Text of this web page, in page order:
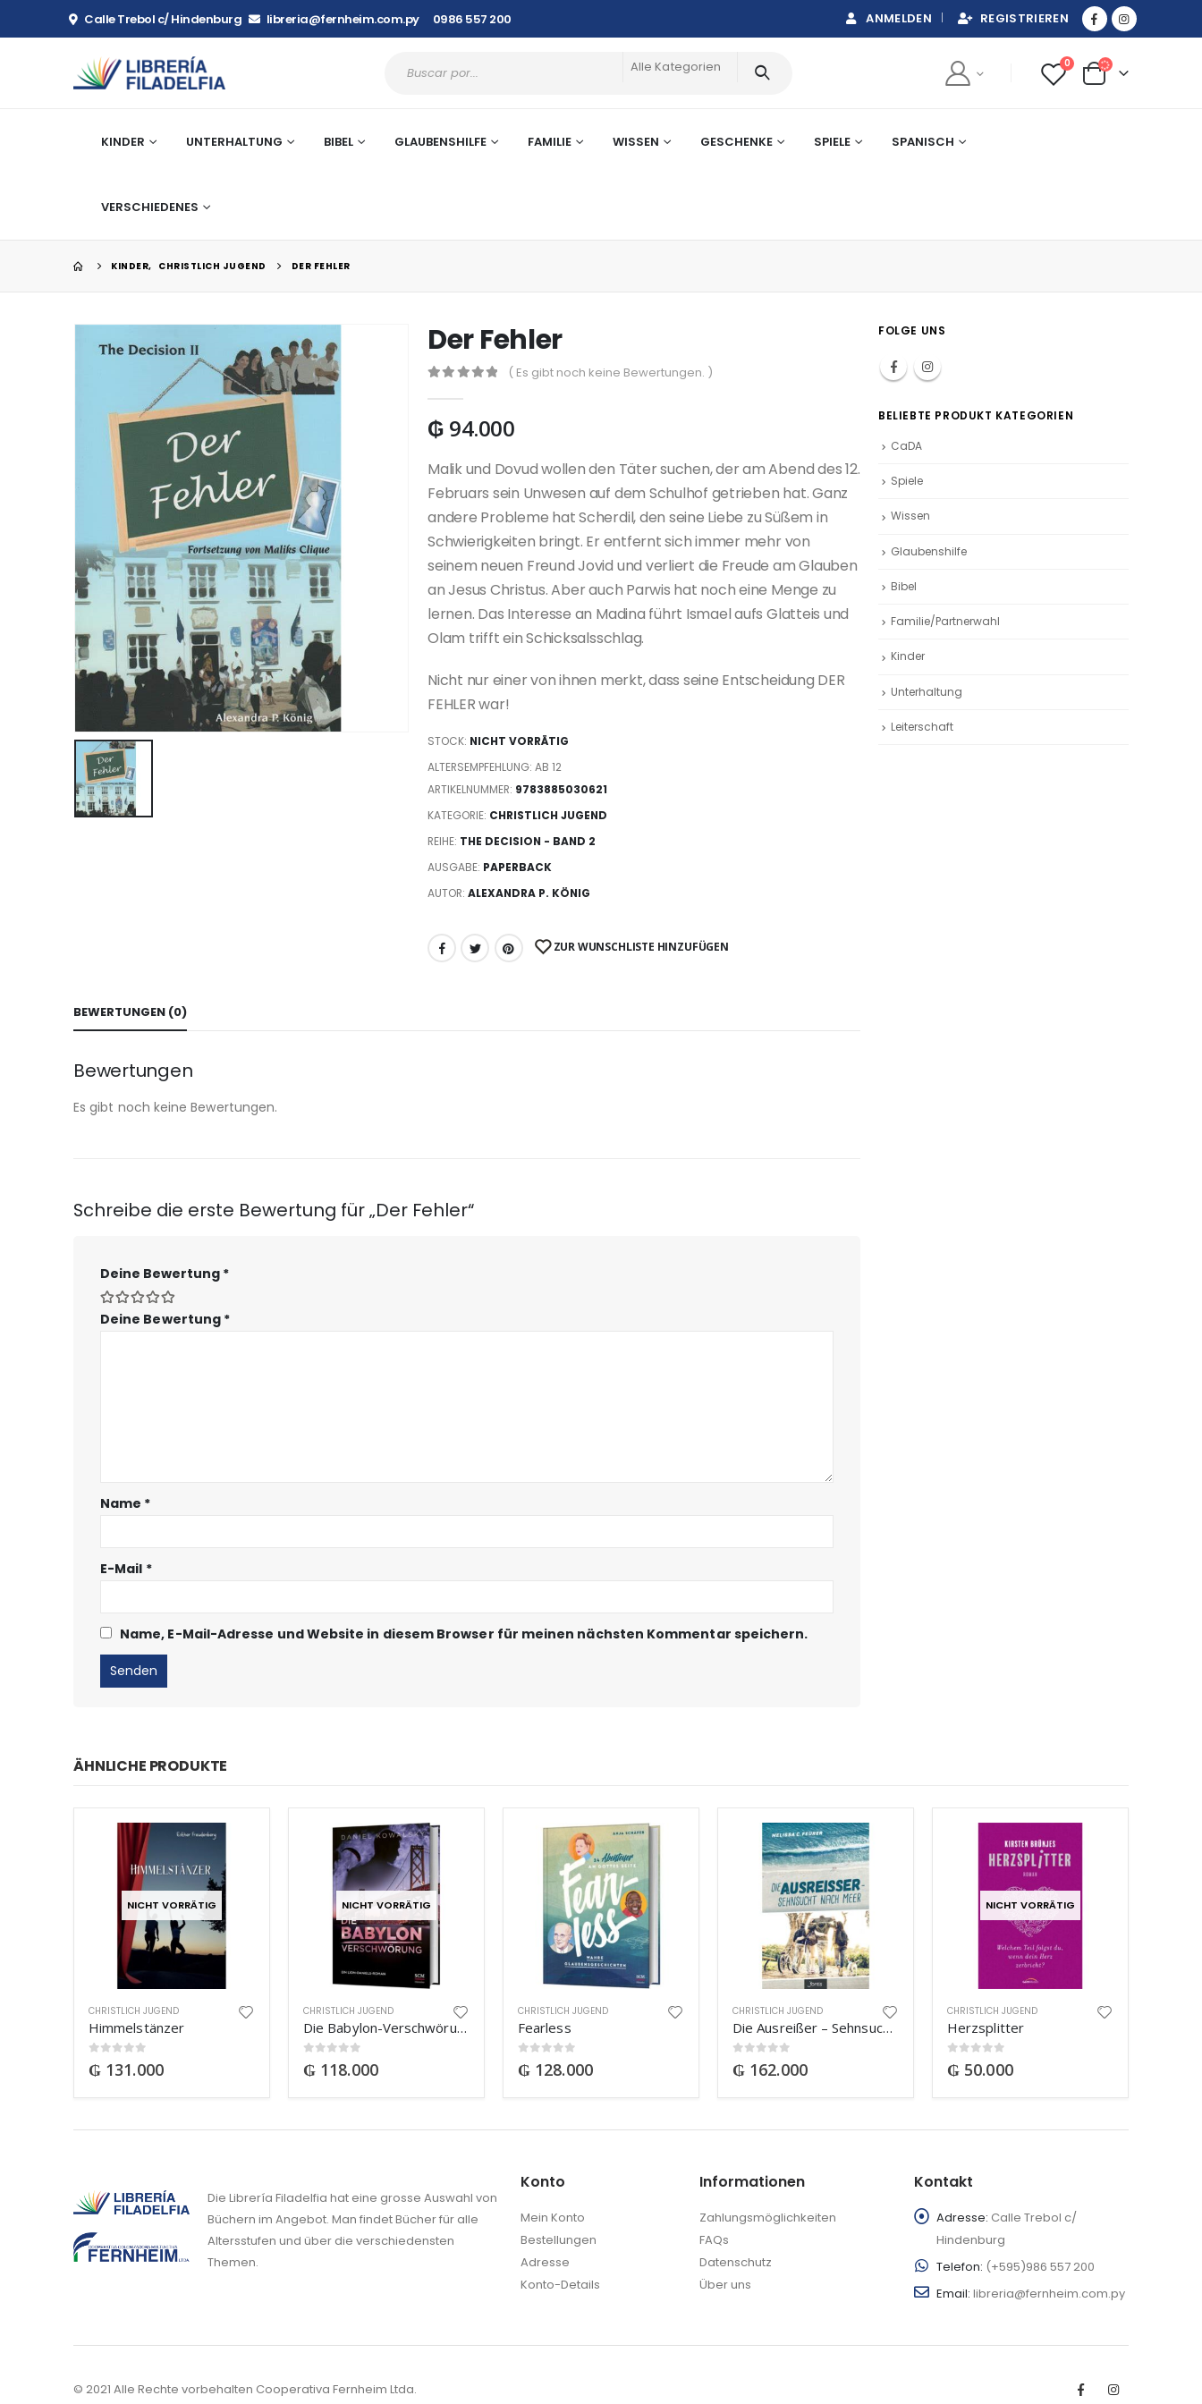
Calle Trebol c/ Hindenburg libreria@fernheim.com.py 0986 557 200 ANMELDEN REGISTRIEREN
Alle Kategorien 0
KINDER UNTERHALTUNG BIBEL GLAUBENSHILFE FAMILIE WISSEN GESCHENKE SPIELE SPANISCH
VERSCHIEDENES
KINDER, CHRISTLICH JUGEND DER FEHLER
Der Fehler
( Es gibt noch keine Bewertungen. )
₲ 94.000
Malik und Dovud wollen den Täter suchen, der am Abend des 12.
Februars sein Unwesen auf dem Schulhof getrieben hat. Ganz
andere Probleme hat Scherdil, den seine Liebe zu Süßem in
Schwierigkeiten bringt. Er entfernt sich immer mehr von
seinem neuen Freund Jovid und verliert die Freude am Glauben
an Jesus Christus. Aber auch Parwis hat noch eine Menge zu
lernen. Das Interesse an Madina führt Ismael aufs Glatteis und
Olam trifft ein Schicksalsschlag.
Nicht nur einer von ihnen merkt, dass seine Entscheidung DER
FEHLER war!
STOCK: NICHT VORRÄTIG
ALTERSEMPFEHLUNG: AB 12
ARTIKELNUMMER: 9783885030621
KATEGORIE: CHRISTLICH JUGEND
REIHE: THE DECISION - BAND 2
AUSGABE: PAPERBACK
AUTOR: ALEXANDRA P. KÖNIG
ZUR WUNSCHLISTE HINZUFÜGEN
BEWERTUNGEN (0)
Bewertungen
Es gibt noch keine Bewertungen.
Schreibe die erste Bewertung für „Der Fehler“
Deine Bewertung *
Deine Bewertung *
Name *
E-Mail *
Name, E-Mail-Adresse und Website in diesem Browser für meinen nächsten Kommentar speichern.
FOLGE UNS
BELIEBTE PRODUKT KATEGORIEN
CaDA
Spiele
Wissen
Glaubenshilfe
Bibel
Familie/Partnerwahl
Kinder
Unterhaltung
Leiterschaft
ÄHNLICHE PRODUKTE
NICHT VORRÄTIG
CHRISTLICH JUGEND
Himmelstänzer
0out of 5
₲ 131.000
NICHT VORRÄTIG
CHRISTLICH JUGEND
Die Babylon-Verschwörung
0out of 5
₲ 118.000
CHRISTLICH JUGEND
Fearless
0out of 5
₲ 128.000
CHRISTLICH JUGEND
Die Ausreißer – Sehnsucht nach Meer
0out of 5
₲ 162.000
NICHT VORRÄTIG
CHRISTLICH JUGEND
Herzsplitter
0out of 5
₲ 50.000
Die Librería Filadelfia hat eine grosse Auswahl von
Büchern im Angebot. Man findet Bücher für alle
Altersstufen und über die verschiedensten
Themen.
Konto
Mein Konto
Bestellungen
Adresse
Konto-Details
Informationen
Zahlungsmöglichkeiten
FAQs
Datenschutz
Über uns
Kontakt
Adresse: Calle Trebol c/
Hindenburg
Telefon: (+595)986 557 200
Email: libreria@fernheim.com.py
© 2021 Alle Rechte vorbehalten Cooperativa Fernheim Ltda.